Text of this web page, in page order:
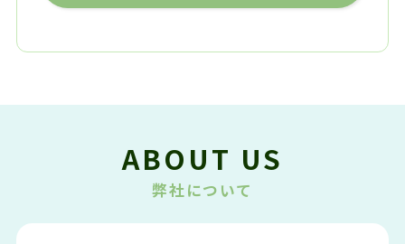
ABOUT US
弊社について